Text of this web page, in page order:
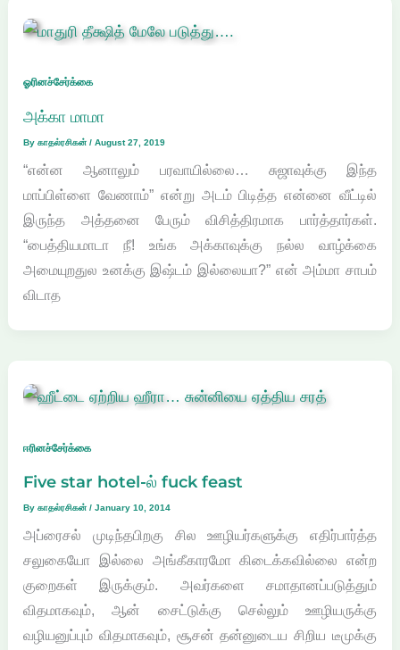
ஓரினச்சேர்க்கை
அக்கா மாமா
Byகாதல்ரசிகன்/August 27, 2019
“என்ன ஆனாலும் பரவாயில்லை… சுஜாவுக்கு இந்த
மாப்பிள்ளை வேணாம்” என்று அடம் பிடித்த என்னை வீட்டில்
இருந்த அத்தனை பேரும் விசித்திரமாக பார்த்தார்கள்.
“பைத்தியமாடா நீ! உங்க அக்காவுக்கு நல்ல வாழ்க்கை
அமையுறதுல உனக்கு இஷ்டம் இல்லையா?” என் அம்மா சாபம்
விடாத
ஈரினச்சேர்க்கை
Five star hotel-ல் fuck feast
Byகாதல்ரசிகன்/January 10, 2014
அப்ரைசல் முடிந்தபிறகு சில ஊழியர்களுக்கு எதிர்பார்த்த
சலுகையோ இல்லை அங்கீகாரமோ கிடைக்கவில்லை என்ற
குறைகள் இருக்கும். அவர்களை சமாதானப்படுத்தும்
விதமாகவும், ஆன் சைட்டுக்கு செல்லும் ஊழியருக்கு
வழியனுப்பும் விதமாகவும், சூசன் தன்னுடைய சிறிய டீமுக்கு